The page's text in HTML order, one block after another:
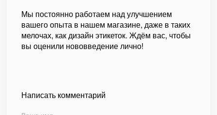
Мы постоянно работаем над улучшением
вашего опыта в нашем магазине, даже в таких
мелочах, как дизайн этикеток. Ждём вас, чтобы
вы оценили нововведение лично!
Написать комментарий